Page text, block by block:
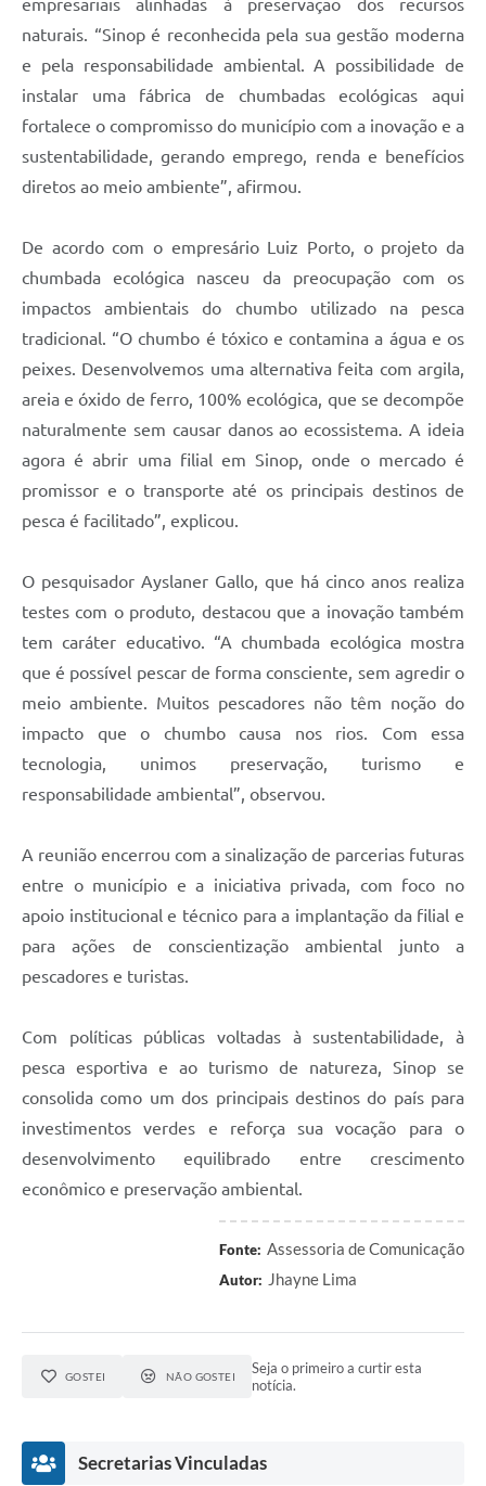
empresariais alinhadas à preservação dos recursos
naturais. “Sinop é reconhecida pela sua gestão moderna
e pela responsabilidade ambiental. A possibilidade de
instalar uma fábrica de chumbadas ecológicas aqui
fortalece o compromisso do município com a inovação e a
sustentabilidade, gerando emprego, renda e benefícios
diretos ao meio ambiente”, afirmou.
De acordo com o empresário Luiz Porto, o projeto da
chumbada ecológica nasceu da preocupação com os
impactos ambientais do chumbo utilizado na pesca
tradicional. “O chumbo é tóxico e contamina a água e os
peixes. Desenvolvemos uma alternativa feita com argila,
areia e óxido de ferro, 100% ecológica, que se decompõe
naturalmente sem causar danos ao ecossistema. A ideia
agora é abrir uma filial em Sinop, onde o mercado é
promissor e o transporte até os principais destinos de
pesca é facilitado”, explicou.
O pesquisador Ayslaner Gallo, que há cinco anos realiza
testes com o produto, destacou que a inovação também
tem caráter educativo. “A chumbada ecológica mostra
que é possível pescar de forma consciente, sem agredir o
meio ambiente. Muitos pescadores não têm noção do
impacto que o chumbo causa nos rios. Com essa
tecnologia, unimos preservação, turismo e
responsabilidade ambiental”, observou.
A reunião encerrou com a sinalização de parcerias futuras
entre o município e a iniciativa privada, com foco no
apoio institucional e técnico para a implantação da filial e
para ações de conscientização ambiental junto a
pescadores e turistas.
Com políticas públicas voltadas à sustentabilidade, à
pesca esportiva e ao turismo de natureza, Sinop se
consolida como um dos principais destinos do país para
investimentos verdes e reforça sua vocação para o
desenvolvimento equilibrado entre crescimento
econômico e preservação ambiental.
Fonte: Assessoria de Comunicação
Autor: Jhayne Lima
GOSTEI NÃO GOSTEI
Seja o primeiro a curtir esta
notícia.
Secretarias Vinculadas